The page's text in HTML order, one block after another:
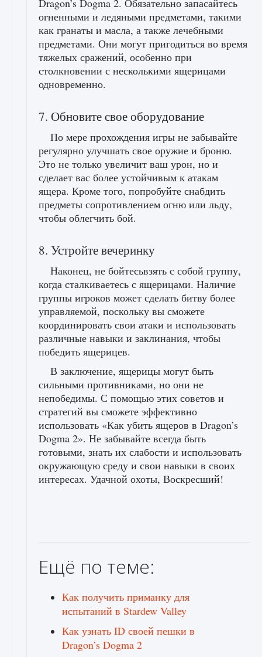
Dragon’s Dogma 2. Обязательно запасайтесь
огненными и ледяными предметами, такими
как гранаты и масла, а также лечебными
предметами. Они могут пригодиться во время
тяжелых сражений, особенно при
столкновении с несколькими ящерицами
одновременно.
7. Обновите свое оборудование
По мере прохождения игры не забывайте
регулярно улучшать свое оружие и броню.
Это не только увеличит ваш урон, но и
сделает вас более устойчивым к атакам
ящера. Кроме того, попробуйте снабдить
предметы сопротивлением огню или льду,
чтобы облегчить бой.
8. Устройте вечеринку
Наконец, не бойтесьвзять с собой группу,
когда сталкиваетесь с ящерицами. Наличие
группы игроков может сделать битву более
управляемой, поскольку вы сможете
координировать свои атаки и использовать
различные навыки и заклинания, чтобы
победить ящерицев.
В заключение, ящерицы могут быть
сильными противниками, но они не
непобедимы. С помощью этих советов и
стратегий вы сможете эффективно
использовать «Как убить ящеров в Dragon’s
Dogma 2». Не забывайте всегда быть
готовыми, знать их слабости и использовать
окружающую среду и свои навыки в своих
интересах. Удачной охоты, Воскресший!
Ещё по теме:
Как получить приманку для
испытаний в Stardew Valley
Как узнать ID своей пешки в
Dragon’s Dogma 2